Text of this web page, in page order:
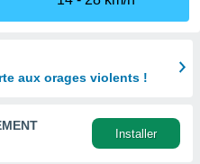
aux orages violents !
Installer